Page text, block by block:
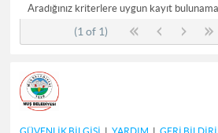
Aradığınız kriterlere uygun kayıt
(1 of 1)